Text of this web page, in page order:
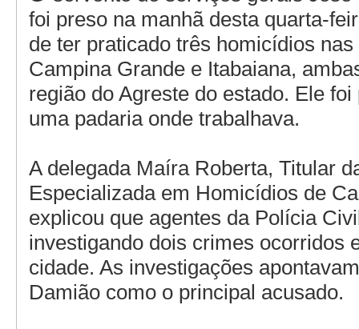
foi preso na manhã desta quarta-
de ter praticado três homicídios
Campina Grande e Itabaiana,
região do Agreste do estado. Ele
uma padaria onde trabalhava.
A delegada Maíra Roberta, Titular
Especializada em Homicídios de
explicou que agentes da Polícia
investigando dois crimes ocorridos
cidade. As investigações
Damião como o principal acusado.